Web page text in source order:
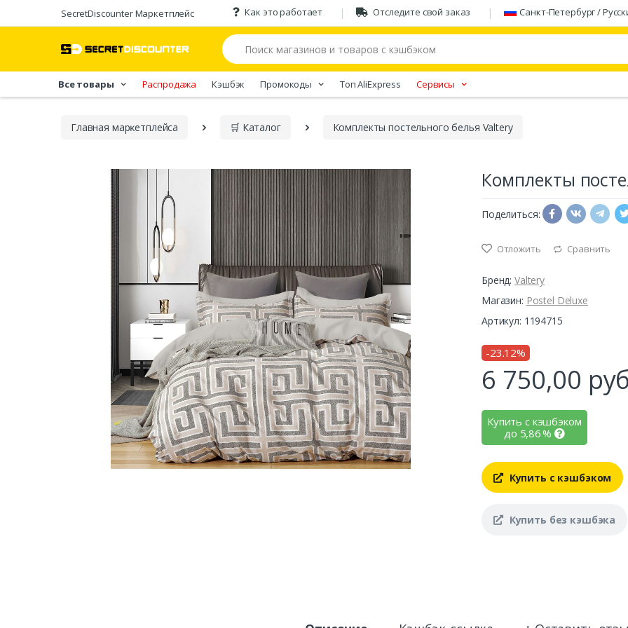
SecretDiscounter Маркетплейс Как это работает Отследите свой заказ Санкт-Петербург /
Все товары Распродажа Кэшбэк Промокоды Tоп AliExpress Сервисы
Главная марĸетплейса 🛒 Каталог Комплекты постельного белья Valtery
Комплекты
Поделиться:
Отложить Сравнить
Бренд: Valtery
Магазин: Postel Deluxe
Артикул: 1194715
-23.12%
6 750,00
Купить с кэшбэком
до 5,86%
Купить с кэшбэком
Купить без кэшбэка